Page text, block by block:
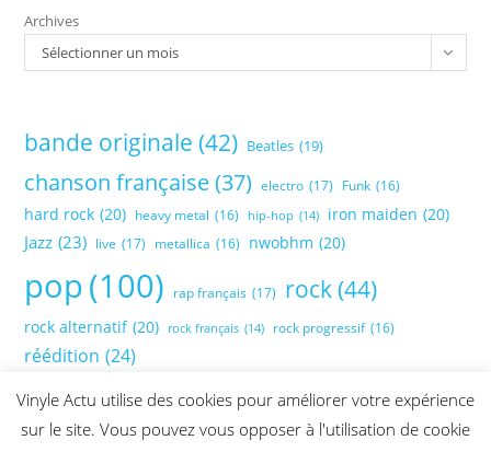
Archives
Sélectionner un mois
bande originale (42) Beatles (19)
chanson française (37) electro (17) Funk (16)
hard rock (20) heavy metal (16) hip-hop (14) iron maiden (20)
Jazz (23) live (17) metallica (16) nwobhm (20)
pop(100) rap français (17) rock(44)
rock alternatif (20) rock français (14) rock progressif (16)
réédition (24)
Vinyle Actu utilise des cookies pour améliorer votre expérience
sur le site. Vous pouvez vous opposer à l'utilisation de cookie